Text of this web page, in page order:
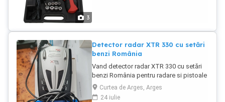
3
Detector radar XTR 330 cu setări
benzi România
Vand detector radar XTR 330 cu setări
benzi România pentru radare si pistoale
laser, alimentator bricheta, stare foarte
bună de funcționare.
Curtea de Arges, Arges
24 iulie